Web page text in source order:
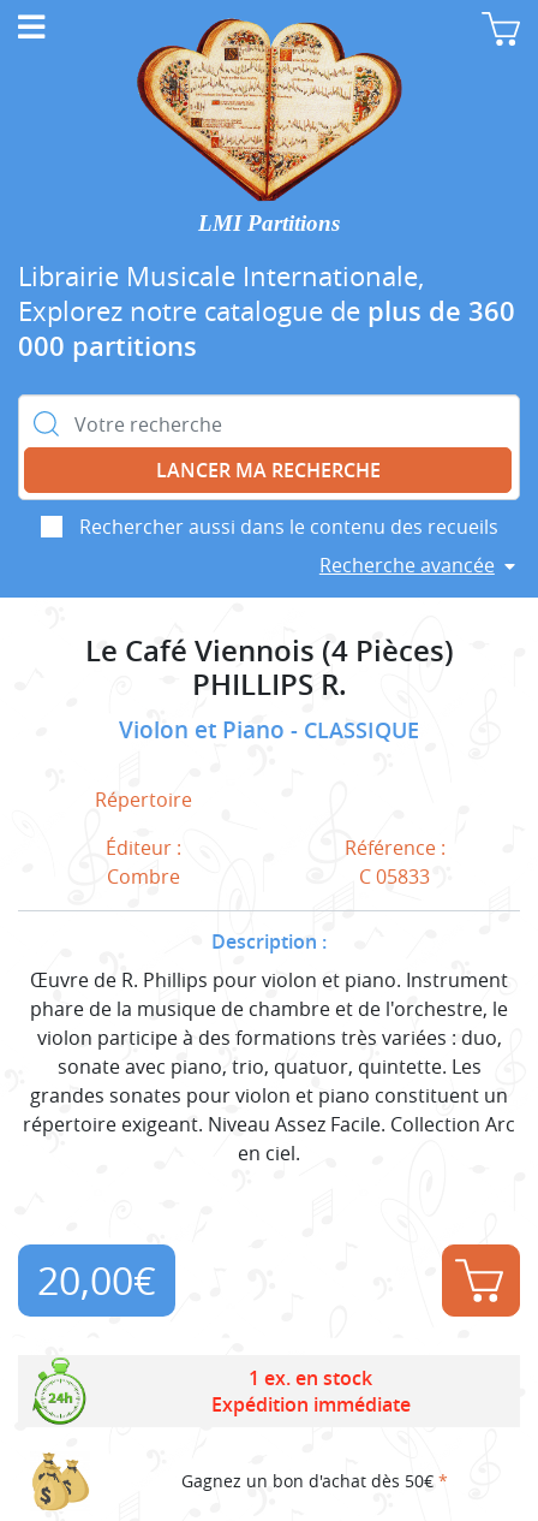
LMI Partitions
Librairie Musicale Internationale,
Explorez notre catalogue de plus de 360
000 partitions
Rechercher :
Rechercher aussi dans le contenu des recueils
Recherche avancée
Le Café Viennois (4 Pièces)
PHILLIPS R.
Violon et Piano CLASSIQUE
Répertoire
Éditeur :
Combre
Référence :
C 05833
Description :
Œuvre de R. Phillips pour violon et piano. Instrument
phare de la musique de chambre et de l'orchestre, le
violon participe à des formations très variées : duo,
sonate avec piano, trio, quatuor, quintette. Les
grandes sonates pour violon et piano constituent un
répertoire exigeant. Niveau Assez Facile. Collection Arc
en ciel.
20,00€
1 ex. en stock
Expédition immédiate
Gagnez un bon d'achat dès 50€ *